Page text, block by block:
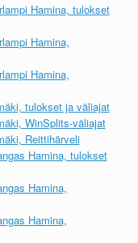
Hamina, tulokset
Hamina,
Hamina,
tulokset ja väliajat
WinSplits-väliajat
Reittihärveli
Hamina, tulokset
Hamina,
Hamina,